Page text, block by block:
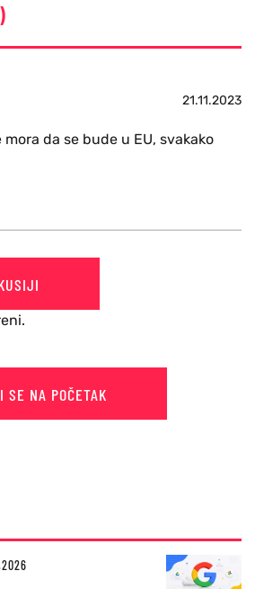
21.11.2023
da se bude u EU, svakako
SE NA POČETAK